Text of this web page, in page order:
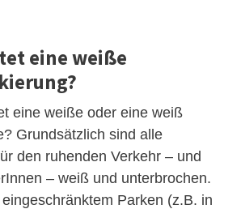
eine weiße
eine weiße oder eine weiß
Grundsätzlich sind alle
den ruhenden Verkehr – und
– weiß und unterbrochen.
Parken (z.B. in